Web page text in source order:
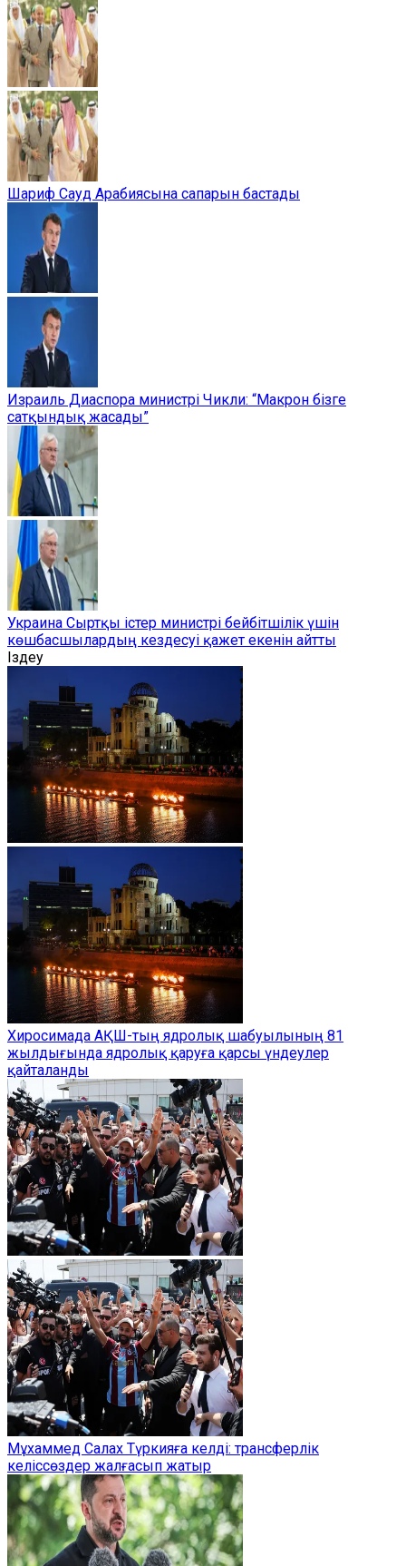
Шариф Сауд Арабиясына сапарын бастады
Израиль Диаспора министрі Чикли: “Макрон бізге
сатқындық жасады”
Украина Сыртқы істер министрі бейбітшілік үшін
көшбасшылардың кездесуі қажет екенін айтты
Іздеу
Хиросимада АҚШ-тың ядролық шабуылының 81
жылдығында ядролық қаруға қарсы үндеулер
қайталанды
Мұхаммед Салах Түркияға келді: трансферлік
келіссөздер жалғасып жатыр